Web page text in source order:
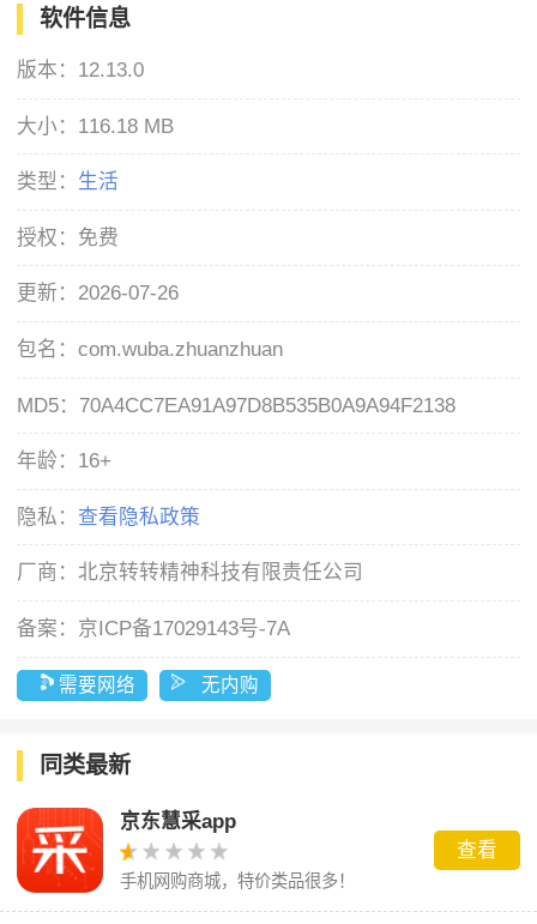
软件信息
版本： 12.13.0
大小： 116.18 MB
类型： 生活
授权： 免费
更新： 2026-07-26
包名：com.wuba.zhuanzhuan
MD5： 70A4CC7EA91A97D8B535B0A9A94F2138
年龄： 16+
隐私： 查看隐私政策
厂商：北京转转精神科技有限责任公司
备案： 京ICP备17029143号-7A
需要网络 无内购
同类最新
京东慧采app
手机网购商城，特价类品很多！
查看